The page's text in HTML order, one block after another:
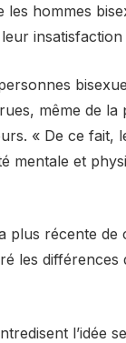
les hommes
même de
« De ce fait,
mentale et
plus récente
les
l’idée